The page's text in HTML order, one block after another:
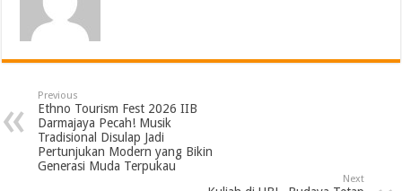
Previous
Ethno Tourism Fest 2026 IIB
Darmajaya Pecah! Musik
Tradisional Disulap Jadi
Pertunjukan Modern yang Bikin
Generasi Muda Terpukau
Next